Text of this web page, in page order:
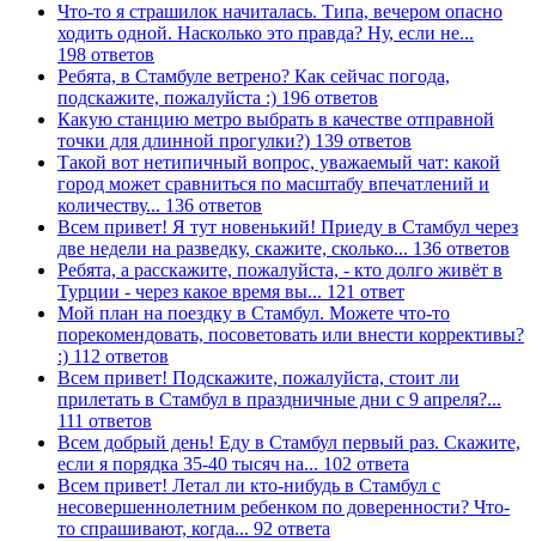
Что-то я страшилок начиталась. Типа, вечером опасно
ходить одной. Насколько это правда? Ну, если не...
198 ответов
Ребята, в Стамбуле ветрено? Как сейчас погода,
подскажите, пожалуйста :) 196 ответов
Какую станцию метро выбрать в качестве отправной
точки для длинной прогулки?) 139 ответов
Такой вот нетипичный вопрос, уважаемый чат: какой
город может сравниться по масштабу впечатлений и
количеству... 136 ответов
Всем привет! Я тут новенький! Приеду в Стамбул через
две недели на разведку, скажите, сколько... 136 ответов
Ребята, а расскажите, пожалуйста, - кто долго живёт в
Турции - через какое время вы... 121 ответ
Мой план на поездку в Стамбул. Можете что-то
порекомендовать, посоветовать или внести коррективы?
:) 112 ответов
Всем привет! Подскажите, пожалуйста, стоит ли
прилетать в Стамбул в праздничные дни с 9 апреля?...
111 ответов
Всем добрый день! Еду в Стамбул первый раз. Скажите,
если я порядка 35-40 тысяч на... 102 ответа
Всем привет! Летал ли кто-нибудь в Стамбул с
несовершеннолетним ребенком по доверенности? Что-
то спрашивают, когда... 92 ответа